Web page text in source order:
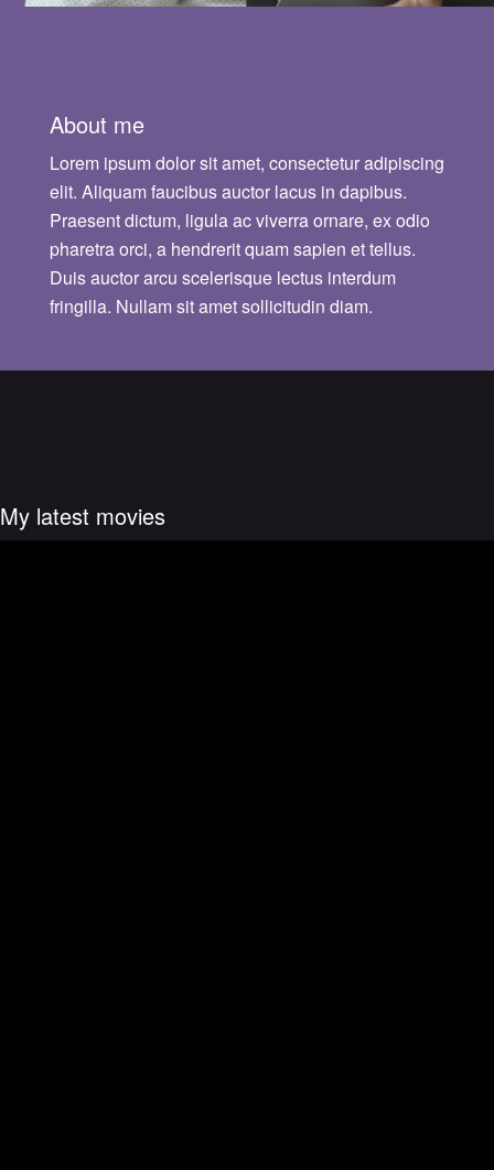
About me
Lorem ipsum dolor sit amet, consectetur adipiscing
elit. Aliquam faucibus auctor lacus in dapibus.
Praesent dictum, ligula ac viverra ornare, ex odio
pharetra orci, a hendrerit quam sapien et tellus.
Duis auctor arcu scelerisque lectus interdum
fringilla. Nullam sit amet sollicitudin diam.
My latest movies